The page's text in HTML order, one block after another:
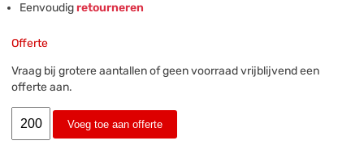
Eenvoudigretourneren
Offerte
Vraag bij grotere aantallen of geen voorraad vrijblijvend een
offerte aan.
Voeg toe aan offerte